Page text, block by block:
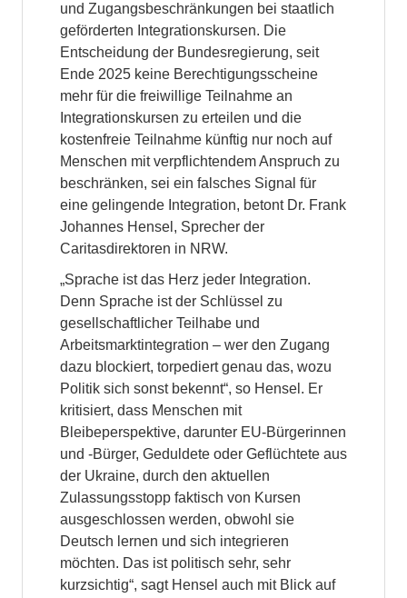
und Zugangsbeschränkungen bei staatlich
geförderten Integrationskursen. Die
Entscheidung der Bundesregierung, seit
Ende 2025 keine Berechtigungsscheine
mehr für die freiwillige Teilnahme an
Integrationskursen zu erteilen und die
kostenfreie Teilnahme künftig nur noch auf
Menschen mit verpflichtendem Anspruch zu
beschränken, sei ein falsches Signal für
eine gelingende Integration, betont Dr. Frank
Johannes Hensel, Sprecher der
Caritasdirektoren in NRW.
„Sprache ist das Herz jeder Integration.
Denn Sprache ist der Schlüssel zu
gesellschaftlicher Teilhabe und
Arbeitsmarktintegration – wer den Zugang
dazu blockiert, torpediert genau das, wozu
Politik sich sonst bekennt“, so Hensel. Er
kritisiert, dass Menschen mit
Bleibeperspektive, darunter EU-Bürgerinnen
und -Bürger, Geduldete oder Geflüchtete aus
der Ukraine, durch den aktuellen
Zulassungsstopp faktisch von Kursen
ausgeschlossen werden, obwohl sie
Deutsch lernen und sich integrieren
möchten. Das ist politisch sehr, sehr
kurzsichtig“, sagt Hensel auch mit Blick auf